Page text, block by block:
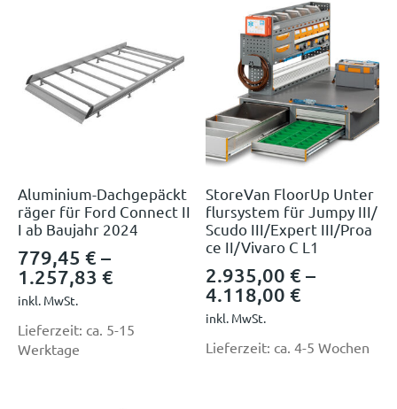
Aluminium-Dachgepäckt
räger für Ford Connect II
I ab Baujahr 2024
779,45 € –
1.257,83 €
inkl. MwSt.
Lieferzeit: ca. 5-15
Werktage
StoreVan FloorUp Unter
flursystem für Jumpy III/
Scudo III/Expert III/Proa
ce II/Vivaro C L1
2.935,00€ –
4.118,00€
inkl. MwSt.
Lieferzeit: ca. 4-5 Wochen